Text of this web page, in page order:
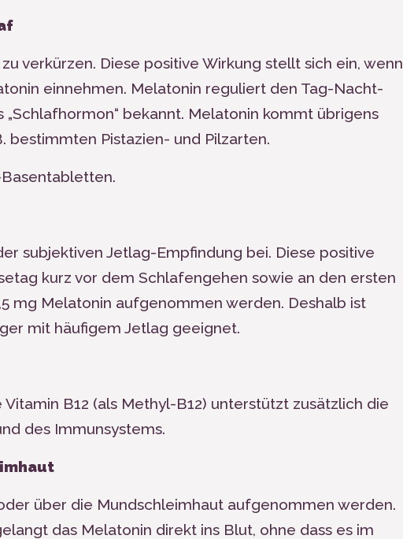
verkürzen. Diese positive Wirkung stellt sich ein, wenn
einnehmen. Melatonin reguliert den Tag-Nacht-
„Schlafhormon“ bekannt. Melatonin kommt übrigens
bestimmten Pistazien- und Pilzarten.
.
subjektiven Jetlag-Empfindung bei. Diese positive
kurz vor dem Schlafengehen sowie an den ersten
mg Melatonin aufgenommen werden. Deshalb ist
mit häufigem Jetlag geeignet.
Vitamin B12 (als Methyl-B12) unterstützt zusätzlich die
des Immunsystems.
über die Mundschleimhaut aufgenommen werden.
das Melatonin direkt ins Blut, ohne dass es im